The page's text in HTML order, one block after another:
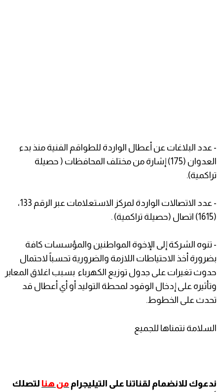
- عدد البلاغات عن أعطال الواردة للطواقم الفنية منذ بدء
العدوان (175) إشارة من مختلف المحافظات ( حصيلة
تراكمية).
- عدد الاتصالات الواردة لمركز الاستعلامات عبر الرقم 133،
(1615) اتصال (حصيلة تراكمية) .
- تنوه الشركة إلى الإخوة المواطنين والمؤسسات كافة
بضرورة أخذ الاحتياطات اللازمة والضرورية تحسباً لاحتمال
حدوث تغيرات على جدول توزيع الكهرباء بسبب اغلاق المعابر
وتأثيره على إدخال الوقود لمحطة التوليد أو أي أعطال قد
تحدث على الخطوط.
السلامة نتمناها للجميع
ندعوك للانضمام لقناتنا على التيليجرام من هنا لتصلك